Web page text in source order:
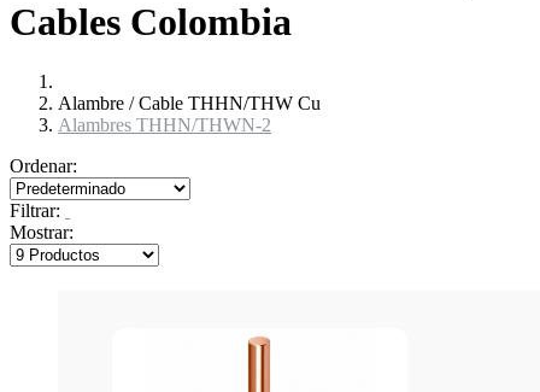
Cables Colombia
Alambre / Cable THHN/THW Cu
Alambres THHN/THWN-2
Ordenar:
Filtrar:
Mostrar: